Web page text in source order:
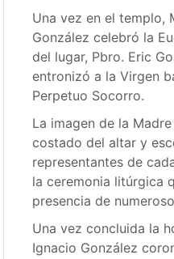
Una vez en el templo,
González celebró la
del lugar, Pbro. Eric
entronizó a la Virgen
Perpetuo Socorro.
La imagen de la
costado del altar y
representantes de
la ceremonia litúrgica
presencia de
Una vez concluida la
Ignacio González